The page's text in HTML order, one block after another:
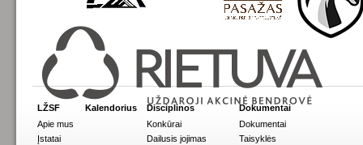
LŽSF
Apie mus
Įstatai
Kalendorius
Disciplinos
Konkūrai
Dailusis jojimas
Dokumentai
Dokumentai
Taisyklės